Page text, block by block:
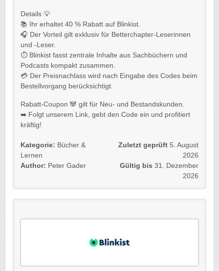
Details 💡
📚 Ihr erhaltet 40 % Rabatt auf Blinkist.
🎧 Der Vorteil gilt exklusiv für Betterchapter-Leserinnen
und -Leser.
⏱️ Blinkist fasst zentrale Inhalte aus Sachbüchern und
Podcasts kompakt zusammen.
💳 Der Preisnachlass wird nach Eingabe des Codes beim
Bestellvorgang berücksichtigt.
Rabatt-Coupon 🐼 gilt für Neu- und Bestandskunden.
➡️ Folgt unserem Link, gebt den Code ein und profitiert
kräftig!
Kategorie: Bücher &
Lernen
Author: Peter Gader
Zuletzt geprüft 5. August
2026
Gültig bis 31. Dezember
2026